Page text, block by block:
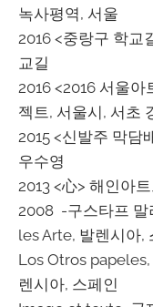
녹사평역, 서울
2016 <중랑구 학교
교길
2016 <2016 서울
젝트, 서울시, 서초
2015 <신발주 막담
우수영
2013 <心> 해인아
2008 -구스타프 말
les Arte, 발렌시아,
Los Otros
렌시아, 스페인